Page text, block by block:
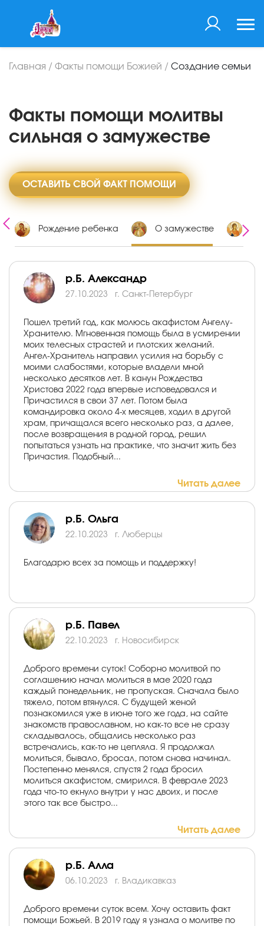
Главная / Факты помощи Божией / Создание семьи
Факты помощи молитвы
сильная о замужестве
ОСТАВИТЬ СВОЙ ФАКТ ПОМОЩИ
Рождение ребенка О замужестве
р.Б. Александр
27.10.2023 г. Санкт-Петербург
Пошел третий год, как молюсь акафистом Ангелу-
Хранителю. Мгновенная помощь была в усмирении
моих телесных страстей и плотских желаний.
Ангел-Хранитель направил усилия на борьбу с
моими слабостями, которые владели мной
несколько десятков лет. В канун Рождества
Христова 2022 года впервые исповедовался и
Причастился в свои 37 лет. Потом была
командировка около 4-х месяцев, ходил в другой
храм, причащался всего несколько раз, а далее,
после возвращения в родной город, решил
попытаться узнать на практике, что значит жить без
Причастия. Подобный...
Читать далее
р.Б. Ольга
22.10.2023 г. Люберцы
Благодарю всех за помощь и поддержку!
р.Б. Павел
22.10.2023 г. Новосибирск
Доброго времени суток! Соборно молитвой по
соглашению начал молиться в мае 2020 года
каждый понедельник, не пропуская. Сначала было
тяжело, потом втянулся. С будущей женой
познакомился уже в июне того же года, на сайте
знакомств православном, но как-то все не сразу
складывалось, общались несколько раз
встречались, как-то не цепляла. Я продолжал
молиться, бывало, бросал, потом снова начинал.
Постепенно менялся, спустя 2 года бросил
молиться акафистом, смирился. В феврале 2023
года что-то екнуло внутри у нас двоих, и после
этого так все быстро...
Читать далее
р.Б. Алла
06.10.2023 г. Владикавказ
Доброго времени суток всем. Хочу оставить факт
помощи Божьей. В 2019 году я узнала о молитве по